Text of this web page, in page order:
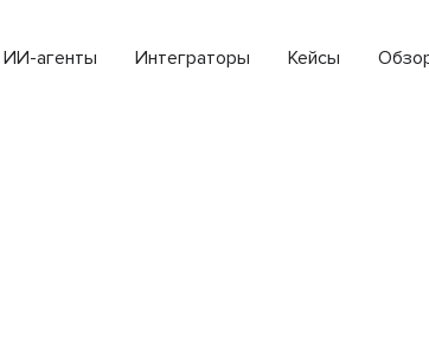
ИИ-агенты Интеграторы Кейсы